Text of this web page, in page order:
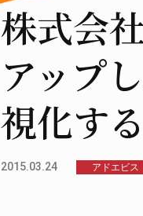
株式会
アップ
視化す
2015.03.24 アドエビス